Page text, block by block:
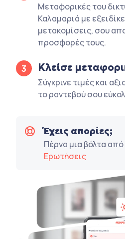
Μεταφορικές του
Καλαμαριά με
μετακομίσεις, σου
προσφορές τους.
3 Κλείσε
Σύγκρινε τιμές και
το ραντεβού σου
Έχεις απορίες;
Πέρνα μια βόλτα από
Ερωτήσεις